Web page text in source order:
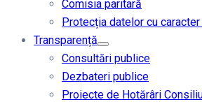
Comisia paritară
Protecția datelor cu
Transparență
Consultări publice
Dezbateri publice
Proiecte de Hotărâri